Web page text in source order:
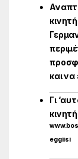
και
Γι
eggiisi